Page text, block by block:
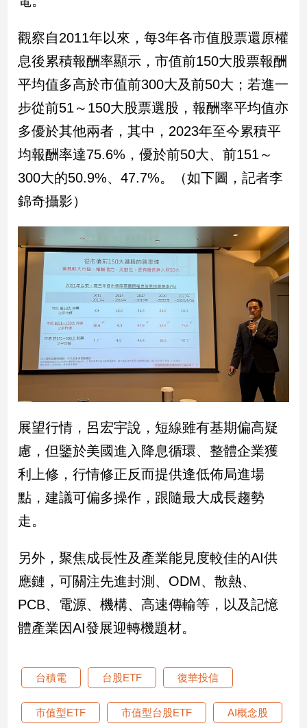
娛
樂
娛
星
聞
流
行/
時
追
星
生
活
建
築/
室
內
旅
遊/
美
星
座/
命
理
費
健
康/
親
子/
術
／
文
觀察自2011年以來，每3年各市值股票還原權
息後累積報酬率顯示，市值前150大股票報酬
平均值多高於市值前300大及前50大；若進一
步從前51～150大股票選股，報酬率平均值亦
多優於其他兩者，其中，2023年至今累積平
均報酬率達75.6%，優於前50大、前151～
300大的50.9%、47.7%。（如下圖，記者李
錦奇攝影）
展望行情，呂宏宇說，短線雖有基期偏高疑
慮，但鑒於美國進入降息循環、整體企業獲
利上修，行情修正反而提供逢低佈局進場
點，建議可偏多操作，跟隨最大成長趨勢
走。
另外，聚焦成長性及產業能見度較佳的AI供
應鏈，可關注先進封測、ODM、散熱、
PCB、電源、機構、高速傳輸等，以及記憶
體產業因AI發展迎轉機題材。
台積電 台股ETF 復華投信
市值型ETF 市值型台股ETF AI概念股